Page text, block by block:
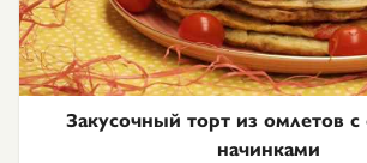
Закусочный торт из омлетов
начинками